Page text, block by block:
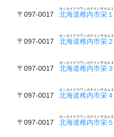
〒097-0017 北海道稚内市栄１
ホッカイドウワッカナイシサカエ１
〒097-0017 北海道稚内市栄２
ホッカイドウワッカナイシサカエ２
〒097-0017 北海道稚内市栄３
ホッカイドウワッカナイシサカエ３
〒097-0017 北海道稚内市栄４
ホッカイドウワッカナイシサカエ４
〒097-0017 北海道稚内市栄５
ホッカイドウワッカナイシサカエ５